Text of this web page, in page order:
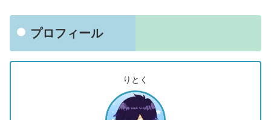
プロフィール
りとく